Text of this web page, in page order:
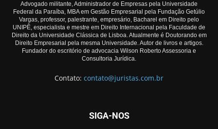
Advogado militante, Administrador de Empresas pela Universidade
Federal da Paraíba, MBA em Gestão Empresarial pela Fundação Getúlio
Vargas, professor, palestrante, empresário, Bacharel em Direito pelo
UNIPÊ, especialista e mestre em Direito Internacional pela Faculdade de
Direito da Universidade Clássica de Lisboa. Atualmente é Doutorando em
Direito Empresarial pela mesma Universidade. Autor de livros e artigos.
Fundador do escritório de advocacia Wilson Roberto Assessoria e
Consultoria Jurídica.
Contato: contato@juristas.com.br
SIGA-NOS